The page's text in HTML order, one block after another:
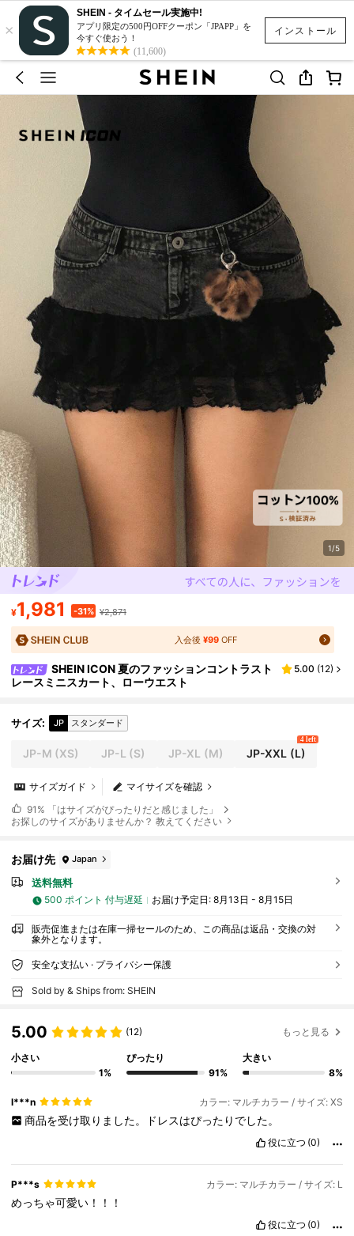
インストール
×
SHEIN - タイムセール実施中!
アプリ限定の500円OFFクーポン「JPAPP」を
今すぐ使おう！
(11,600)
1/5
¥1,981 -31% ¥2,871
入会後¥99 OFF
SHEIN ICON 夏のファッションコントラスト
レースミニスカート、ローウエスト
5.00 (12)
サイズ: JP スタンダード
JP-M (XS) JP-L (S) JP-XL (M) JP-XXL (L)
4 left
マイサイズを確認
サイズガイド
91% 「はサイズがぴったりだと感じました」
お探しのサイズがありませんか？ 教えてください
お届け先 Japan
送料無料
500 ポイント 付与遅延 お届け予定日: 8月13日 - 8月15日
販売促進または在庫一掃セールのため、この商品は返品・交換の対
象外となります。
安全な支払い · プライバシー保護
Sold by & Ships from: SHEIN
5.00 (12) もっと見る
小さい
1%
ぴったり
91%
大きい
8%
l***n カラー: マルチカラー / サイズ: XS
商品を受け取りました。ドレスはぴったりでした。
役に立つ (0)
P***s カラー: マルチカラー / サイズ: L
めっちゃ可愛い！！！
役に立つ (0)